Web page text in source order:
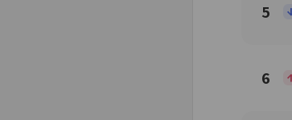
5
6